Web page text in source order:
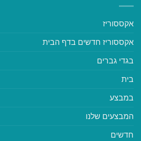
אקססוריז
אקססוריז חדשים בדף הבית
בגדי גברים
בית
במבצע
המבצעים שלנו
חדשים